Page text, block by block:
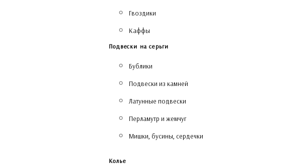
Гвоздики
Каффы
Подвески на серьги
Бублики
Подвески из камней
Латунные подвески
Перламутр и жемчуг
Мишки, бусины, сердечки
Колье